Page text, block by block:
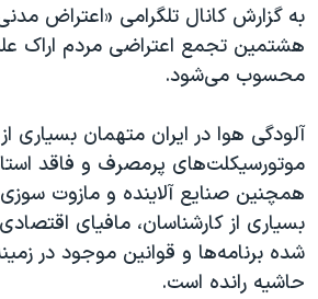
به گزارش کانال تلگرامی «اعتراض مدنی
هشتمین تجمع اعتراضی مردم اراک
محسوب می‌شود.
آلودگی هوا در ایران متهمان بسیاری
موتورسیکلت‌های پرمصرف و فاقد
همچنین صنایع آلاینده و مازوت سوزی
بسیاری از کارشناسان، مافیای
شده برنامه‌ها و قوانین موجود در
حاشیه رانده است.